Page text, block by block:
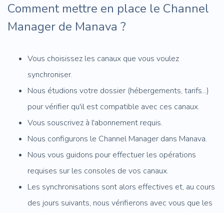
Comment mettre en place le Channel
Manager de Manava ?
Vous choisissez les canaux que vous voulez
synchroniser.
Nous étudions votre dossier (hébergements, tarifs...)
pour vérifier qu'il est compatible avec ces canaux.
Vous souscrivez à l'abonnement requis.
Nous configurons le Channel Manager dans Manava.
Nous vous guidons pour effectuer les opérations
requises sur les consoles de vos canaux.
Les synchronisations sont alors effectives et, au cours
des jours suivants, nous vérifierons avec vous que les